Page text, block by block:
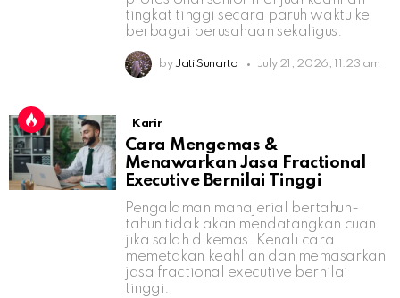
tingkat tinggi secara paruh waktu ke
berbagai perusahaan sekaligus.
by Jati Sunarto July 21, 2026, 11:23 am
Karir
Cara Mengemas &
Menawarkan Jasa Fractional
Executive Bernilai Tinggi
Pengalaman manajerial bertahun-
tahun tidak akan mendatangkan cuan
jika salah dikemas. Kenali cara
memetakan keahlian dan memasarkan
jasa fractional executive bernilai
tinggi.